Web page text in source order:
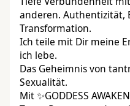
anderen. Authentizität,
Transformation.
Ich teile mit Dir meine
ich lebe.
Das Geheimnis von
Sexualität.
Mit ✨️GODDESS